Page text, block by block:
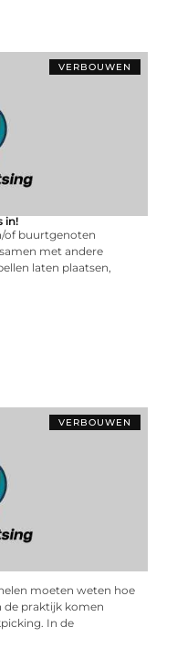
VERBOUWEN
in!
of buurtgenoten
met andere
laten plaatsen,
VERBOUWEN
moeten weten hoe
de praktijk komen
In de